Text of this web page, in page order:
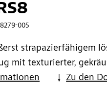
005
strapazierfähigem
mit texturierter,
Zu den